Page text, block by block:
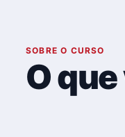
SOBRE O CURSO
O